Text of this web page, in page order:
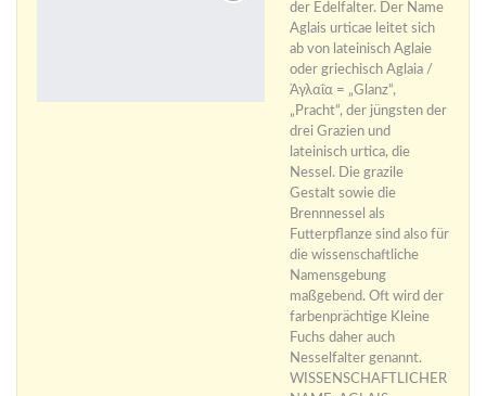
der Edelfalter. Der Name
Aglais urticae leitet sich
ab von lateinisch Aglaie
oder griechisch Aglaia /
Ἀγλαΐα = „Glanz“,
„Pracht“, der jüngsten der
drei Grazien und
lateinisch urtica, die
Nessel. Die grazile
Gestalt sowie die
Brennnessel als
Futterpflanze sind also für
die wissenschaftliche
Namensgebung
maßgebend. Oft wird der
farbenprächtige Kleine
Fuchs daher auch
Nesselfalter genannt.
WISSENSCHAFTLICHER